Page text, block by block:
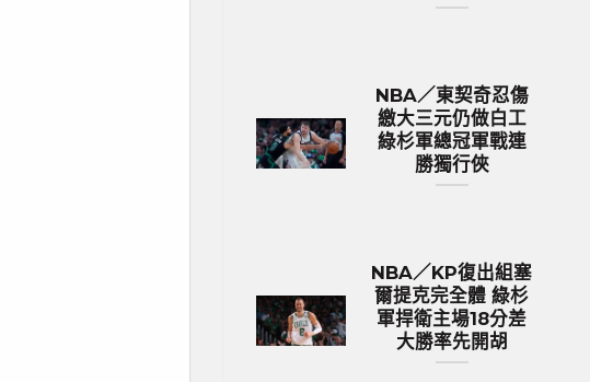
NBA／東契奇忍傷
繳大三元仍做白工
綠杉軍總冠軍戰連
勝獨行俠
NBA／KP復出組塞
爾提克完全體 綠杉
軍捍衛主場18分差
大勝率先開胡